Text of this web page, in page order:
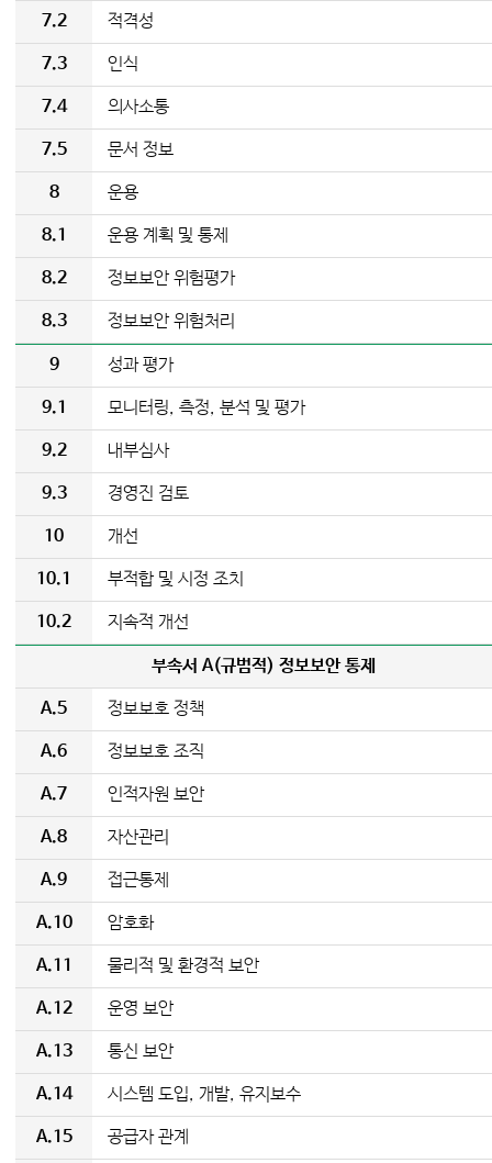
7.2 적격성
7.3 인식
7.4 의사소통
7.5 문서 정보
8 운용
8.1 운용 계획 및 통제
8.2 정보보안 위험평가
8.3 정보보안 위험처리
9 성과 평가
9.1 모니터링, 측정, 분석 및 평가
9.2 내부심사
9.3 경영진 검토
10 개선
10.1 부적합 및 시정 조치
10.2 지속적 개선
부속서 A(규범적) 정보보안 통제
A.5 정보보호 정책
A.6 정보보호 조직
A.7 인적자원 보안
A.8 자산관리
A.9 접근통제
A.10 암호화
A.11 물리적 및 환경적 보안
A.12 운영 보안
A.13 통신 보안
A.14 시스템 도입, 개발, 유지보수
A.15 공급자 관계